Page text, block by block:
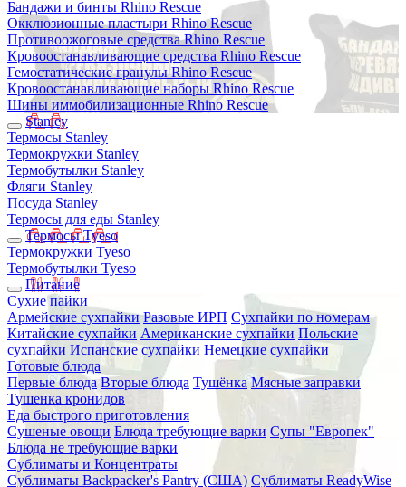
Бандажи и бинты Rhino Rescue
Окклюзионные пластыри Rhino Rescue
Противоожоговые средства Rhino Rescue
Кровоостанавливающие средства Rhino Rescue
Гемостатические гранулы Rhino Rescue
Кровоостанавливающие наборы Rhino Rescue
Шины иммобилизационные Rhino Rescue
Stanley
Термосы Stanley
Термокружки Stanley
Термобутылки Stanley
Фляги Stanley
Посуда Stanley
Термосы для еды Stanley
Термосы Tyeso
Термокружки Tyeso
Термобутылки Tyeso
Питание
Сухие пайки
Армейские сухпайки Разовые ИРП Сухпайки по номерам
Китайские сухпайки Американские сухпайки Польские
сухпайки Испанские сухпайки Немецкие сухпайки
Готовые блюда
Первые блюда Вторые блюда Тушёнка Мясные заправки
Тушенка кронидов
Еда быстрого приготовления
Сушеные овощи Блюда требующие варки Супы "Европек"
Блюда не требующие варки
Сублиматы и Концентраты
Сублиматы Backpacker's Pantry (США) Сублиматы ReadyWise